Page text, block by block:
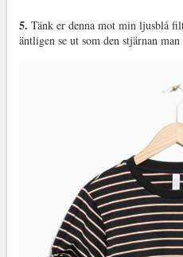
5. Tänk er denna mot min ljusblå
äntligen se ut som den stjärnan